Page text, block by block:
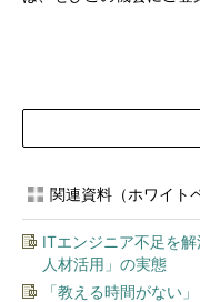
関連資料（ホワイト
ITエンジニア不足を
人材活用」の実態
「教える時間がない